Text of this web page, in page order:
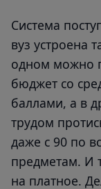
Система
вуз устроена
одном можно
бюджет со
баллами, а в
трудом
даже с 90 по
предметам. И
на платное.